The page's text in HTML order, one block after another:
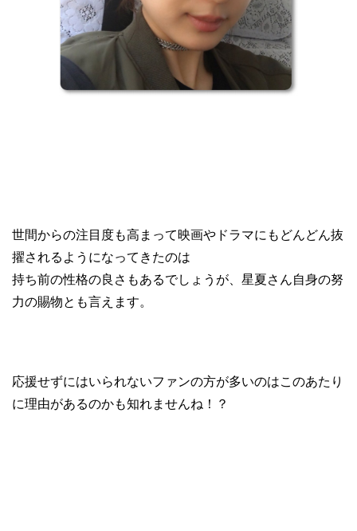
世間からの注目度も高まって映画やドラマにもどんどん抜
擢されるようになってきたのは
持ち前の性格の良さもあるでしょうが、星夏さん自身の努
力の賜物とも言えます。
応援せずにはいられないファンの方が多いのはこのあたり
に理由があるのかも知れませんね！？